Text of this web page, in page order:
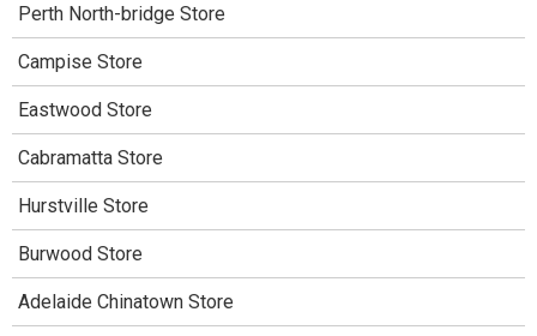
Perth North-bridge Store
Campise Store
Eastwood Store
Cabramatta Store
Hurstville Store
Burwood Store
Adelaide Chinatown Store